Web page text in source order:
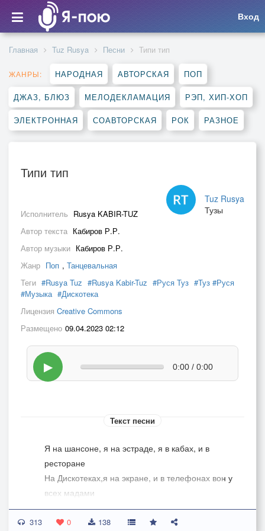
Вход
Главная Tuz Rusya Песни Типи тип
ЖАНРЫ: НАРОДНАЯ АВТОРСКАЯ ПОП
ДЖАЗ, БЛЮЗ МЕЛОДЕКЛАМАЦИЯ РЭП, ХИП-ХОП
ЭЛЕКТРОННАЯ СОАВТОРСКАЯ РОК РАЗНОЕ
Типи тип
Tuz Rusya
Тузы
Исполнитель Rusya KABIR-TUZ
Автор текста Кабиров Р.Р.
Автор музыки Кабиров Р.Р.
Жанр Поп , Танцевальная
Теги #Rusya Tuz #Rusya Kabir-Tuz #Руся Туз #Туз #Руся
#Музыка #Дискотека
Лицензия Creative Commons
Размещено 09.04.2023 02:12
▶ 0:00 / 0:00
Текст песни
Я на шансоне, я на эстраде, я в кабах, и в
ресторане
На Дискотеках,я на экране, и в телефонах вон у
всех мадами
А ты друган что такой хмурый А?
Опять наверно жена с подругой ДА?
313 0 138